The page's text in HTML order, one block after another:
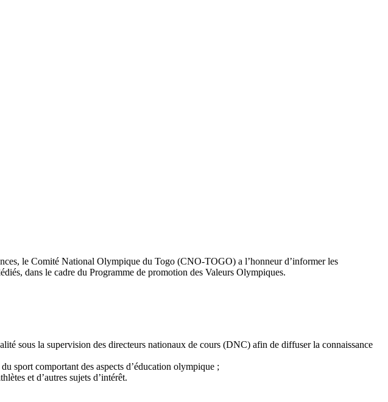
le Comité National Olympique du Togo (CNO-TOGO) a l’honneur d’informer les
dans le cadre du Programme de promotion des Valeurs Olympiques.
sous la supervision des directeurs nationaux de cours (DNC) afin de diffuser la connaissance
sport comportant des aspects d’éducation olympique ;
et d’autres sujets d’intérêt.